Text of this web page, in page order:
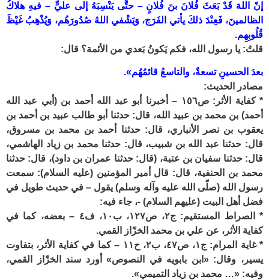
إنّ اللهَ قَدْ بَعَثَ فُلانَ بنَ فُلانٍ – حتَّى يَنْسِبَهُ إلى عليٍّ – فيهِ هلاكُ
الظالمينَ، فَعِنْدَ ذلكَ يأتي الفَرَج، وَيَشْفي اللهُ صُدُورَهُم، وَيُذْهِبُ غَيْظَ
قُلُوبِهِم.
قلتُ: يا رسول الله، فكم يَكونُ بَعدي من الأئمة؟ قال:
بعدَ الحسينِ تسعةٌ، والتاسعُ قائمُهُم».
مصادر الحديث:
* كفاية الأثر: ص١٥٦ – أخبرنا أبو عبد الله أحمد بن (أبي عبد الله
أحمد) بن محمد بن عبيد الله، قال: حدثنا أبو طالب عبيد بن أحمد بن
يعقوب بن نصر الأنباري، قال: حدثنا أحمد بن محمد بن مسروق،
قال: حدثنا عبد الله بن شبيب، قال: حدثنا محمد بن زياد الهاشمي،
قال: حدثنا سفيان بن عتبة، (قال: حدثنا عمران بن داود)، قال: حدثنا
محمد بن الحنفية، قال: قال أمير المؤمنين (عليه السلام): سمعت
رسول الله (صلّى الله عليه وآله وسلم) يقول – في حديث طويل في
فضل أهل البيت (عليهم السلام) -، جاء فيه:
* الصراط المستقيم: ج٢، ص١٢٧، ب١٠، ف٤ – بعضه، كما في
كفاية الأثر، عن علي بن محمد الخزّاز القمي.
* غاية المرام: ج١، ص٤٧، ب٢، ح١١ – كما في كفاية الأثر، بتفاوت
يسير، وقال: «ابن بابويه في النصوص» أورد سند الخزّاز القمي،
وفيه: «… محمد بن زياد التميمي».